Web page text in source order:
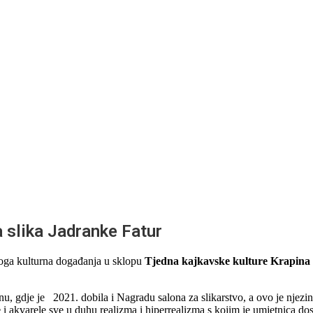
slika Jadranke Fatur
kulturna događanja u sklopu Tjedna kajkavske kulture Krapina
gdje je 2021. dobila i Nagradu salona za slikarstvo, a ovo je
akvarele sve u duhu realizma i hiperrealizma s kojim je umjetnica